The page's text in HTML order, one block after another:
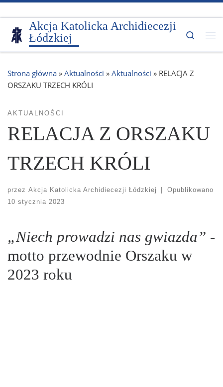
Przejdź do treści
Akcja Katolicka Archidiecezji
Łódzkiej
Search
Strona główna » Aktualności » Aktualności » RELACJA Z
ORSZAKU TRZECH KRÓLI
AKTUALNOŚCI
RELACJA Z ORSZAKU
TRZECH KRÓLI
przez Akcja Katolicka Archidiecezji Łódzkiej
Opublikowano
10 stycznia 2023
„Niech prowadzi nas gwiazda” -
motto przewodnie Orszaku w
2023 roku